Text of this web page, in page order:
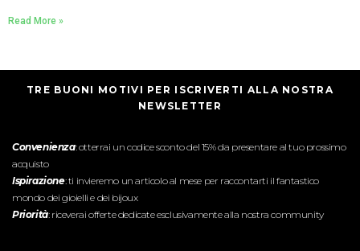
Read More »
TRE BUONI MOTIVI PER ISCRIVERTI ALLA NOSTRA
NEWSLETTER
Convenienza: otterrai un codice sconto del 15% da presentare al tuo prossimo
acquisto
Ispirazione: ti invieremo un articolo al mese per raccontarti il fantastico
mondo dei gioielli e dei bijoux
Priorità: riceverai offerte dedicate esclusivamente alla nostra community